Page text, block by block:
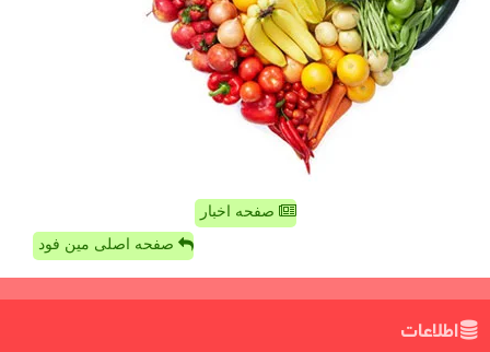
صفحه اخبار
صفحه اصلی مین فود
اطلاعات